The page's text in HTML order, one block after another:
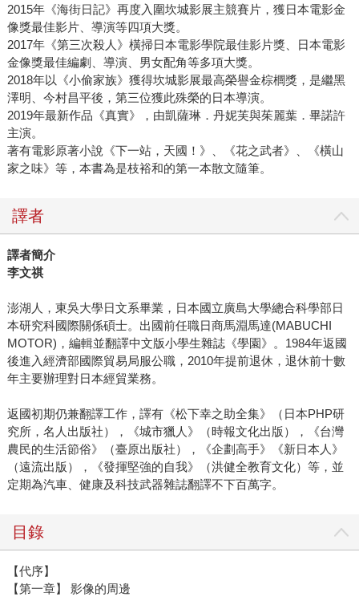
2015年《海街日記》再度入圍坎城影展主競賽片，獲日本電影金
像獎最佳影片、導演等四項大獎。
2017年《第三次殺人》橫掃日本電影學院最佳影片獎、日本電影
金像獎最佳編劇、導演、男女配角等多項大獎。
2018年以《小偷家族》獲得坎城影展最高榮譽金棕櫚獎，是繼黑
澤明、今村昌平後，第三位獲此殊榮的日本導演。
2019年最新作品《真實》，由凱薩琳．丹妮芙與茱麗葉．畢諾許
主演。
著有電影原著小說《下一站，天國！》、《花之武者》、《橫山
家之味》等，本書為是枝裕和的第一本散文隨筆。
譯者
譯者簡介
李文祺
澎湖人，東吳大學日文系畢業，日本國立廣島大學總合科學部日
本研究科國際關係碩士。出國前任職日商馬淵馬達(MABUCHI
MOTOR)，編輯並翻譯中文版小學生雜誌《學園》。1984年返國
後進入經濟部國際貿易局服公職，2010年提前退休，退休前十數
年主要辦理對日本經貿業務。
返國初期仍兼翻譯工作，譯有《松下幸之助全集》（日本PHP研
究所，名人出版社），《城市獵人》（時報文化出版），《台灣
農民的生活節俗》（臺原出版社），《企劃高手》《新日本人》
（遠流出版），《發揮堅強的自我》（洪健全教育文化）等，並
定期為汽車、健康及科技武器雜誌翻譯不下百萬字。
目錄
【代序】
【第一章】 影像的周邊